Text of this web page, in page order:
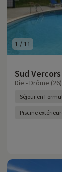
1 / 11
Sud Vercors
Die - Drôme (26)
Séjour en
Piscine